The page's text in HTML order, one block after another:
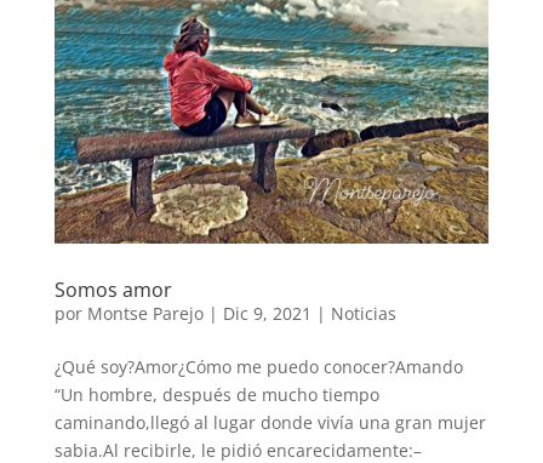
Somos amor
por Montse Parejo| Dic 9, 2021 | Noticias
¿Qué soy?Amor¿Cómo me puedo conocer?Amando
“Un hombre, después de mucho tiempo
caminando,llegó al lugar donde vivía una gran mujer
sabia.Al recibirle, le pidió encarecidamente:–